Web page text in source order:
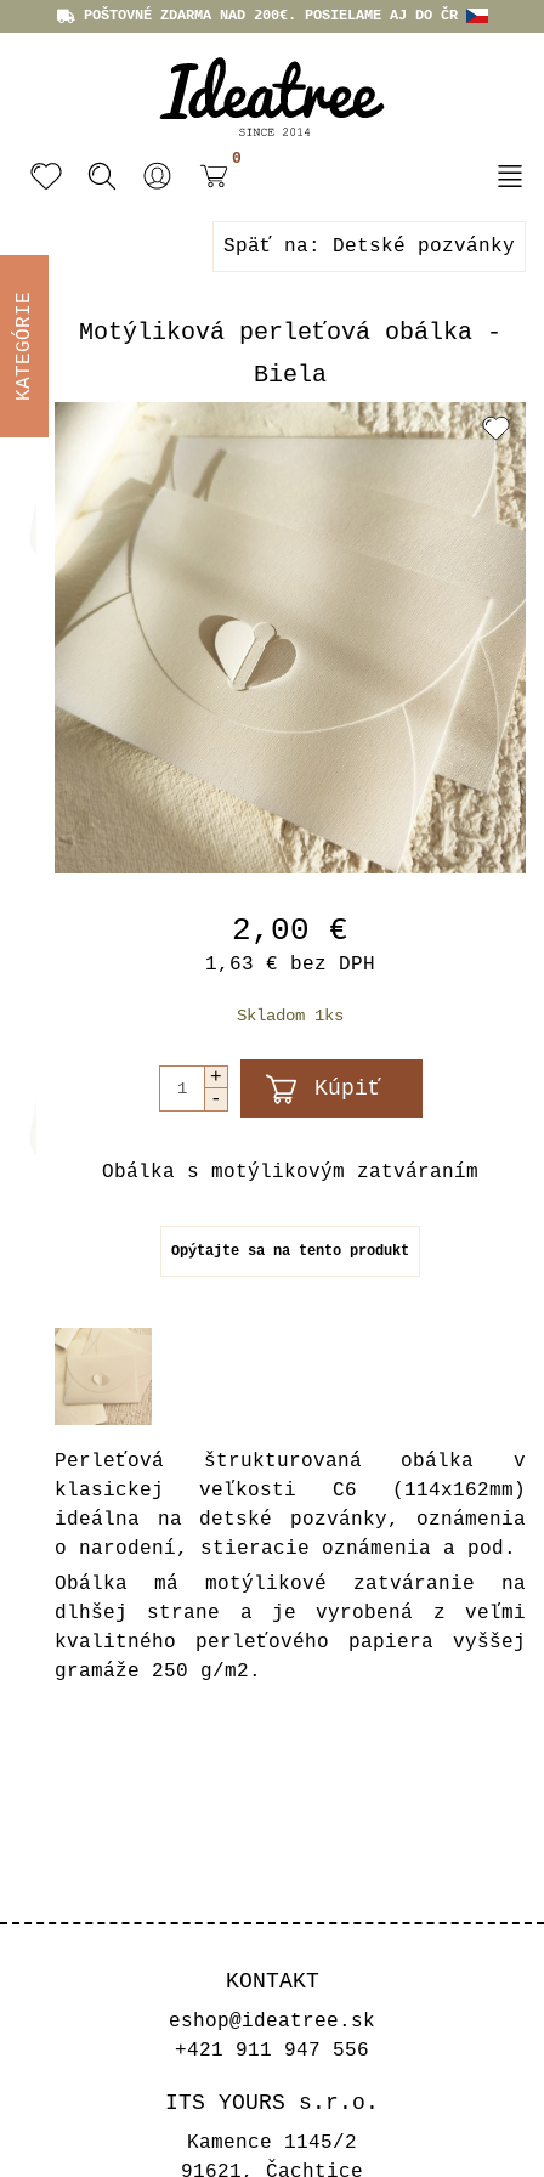
POŠTOVNÉ ZDARMA NAD 200€. POSIELAME AJ DO ČR
0
Späť na: Detské pozvánky
Motýliková perleťová obálka -
Biela
2,00 €
1,63 € bez DPH
Skladom 1ks
Obálka s motýlikovým zatváraním
Opýtajte sa na tento produkt
Perleťová štrukturovaná obálka v
klasickej veľkosti C6 (114x162mm)
ideálna na detské pozvánky, oznámenia
o narodení, stieracie oznámenia a pod.
Obálka má motýlikové zatváranie na
dlhšej strane a je vyrobená z veľmi
kvalitného perleťového papiera vyššej
gramáže 250 g/m2.
KONTAKT
eshop@ideatree.sk
+421 911 947 556
ITS YOURS s.r.o.
Kamence 1145/2
91621, Čachtice
KATEGÓRIE